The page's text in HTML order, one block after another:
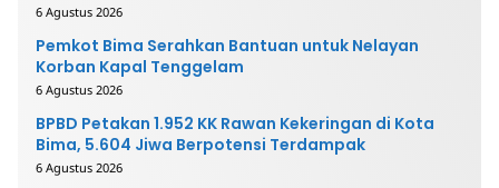
6 Agustus 2026
Pemkot Bima Serahkan Bantuan untuk Nelayan
Korban Kapal Tenggelam
6 Agustus 2026
BPBD Petakan 1.952 KK Rawan Kekeringan di Kota
Bima, 5.604 Jiwa Berpotensi Terdampak
6 Agustus 2026